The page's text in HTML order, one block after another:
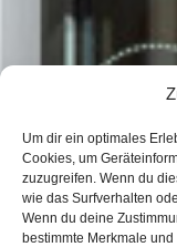
Um dir ein optimales
Cookies, um
zuzugreifen. Wenn du
wie das Surfverhalten
Wenn du deine
bestimmte Merkmale